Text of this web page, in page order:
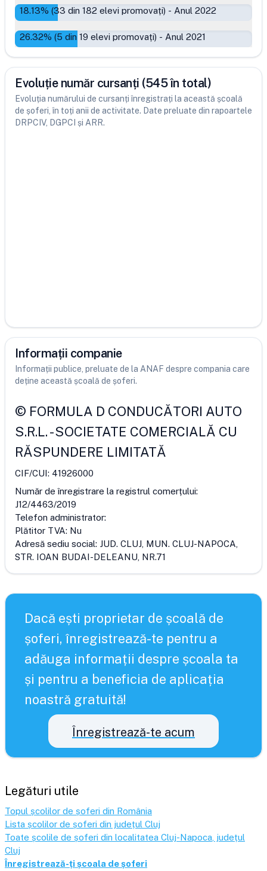
18.13% (33 din 182 elevi promovați) - Anul 2022
26.32% (5 din 19 elevi promovați) - Anul 2021
Evoluție număr cursanți (545 în total)
Evoluția numărului de cursanți înregistrați la această școală
de șoferi, în toți anii de activitate. Date preluate din rapoartele
DRPCIV, DGPCI și ARR.
Informații companie
Informații publice, preluate de la ANAF despre compania care
deține această școală de șoferi.
© FORMULA D CONDUCĂTORI AUTO
S.R.L.-SOCIETATE COMERCIALĂ CU
RĂSPUNDERE LIMITATĂ
CIF/CUI: 41926000
Număr de înregistrare la registrul comerțului:
J12/4463/2019
Telefon administrator:
Plătitor TVA: Nu
Adresă sediu social: JUD. CLUJ, MUN. CLUJ-NAPOCA,
STR. IOAN BUDAI-DELEANU, NR.71
Dacă ești proprietar de școală de
șoferi, înregistrează-te pentru a
adăuga informații despre școala ta
și pentru a beneficia de aplicația
noastră gratuită!
Înregistrează-te acum
Legături utile
Topul școlilor de șoferi din România
Lista școlilor de șoferi din județul Cluj
Toate școlile de șoferi din localitatea Cluj-Napoca , județul
Cluj
Înregistrează-ți școala de șoferi